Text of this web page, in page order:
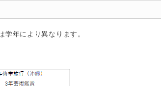
年により異なります。